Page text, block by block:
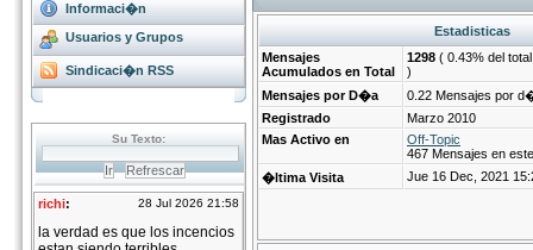
Informaci�n
Usuarios y Grupos
Sindicaci�n RSS
Estadisticas
Mensajes
Acumulados en Total
1298 ( 0.43% del
)
Mensajes por D�a
0.22 Mensajes por
Registrado
Marzo 2010
Mas Activo en
Off-Topic
467 Mensajes en
�ltima Visita
Jue 16 Dec, 2021